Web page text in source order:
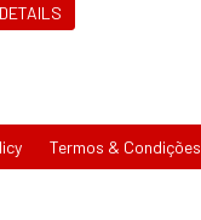
Termos & Condições